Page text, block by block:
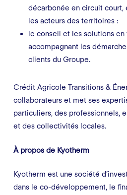
décarbonée en circuit court,
les acteurs des territoires :
le conseil et les solutions en
accompagnant les
clients du Groupe.
Crédit Agricole Transitions &
collaborateurs et met ses
particuliers, des professionnels,
et des collectivités locales.
À propos de Kyotherm
Kyotherm est une société
dans le co-développement, le